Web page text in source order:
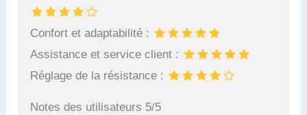
Confort et adaptabilité :
Assistance et service client :
Réglage de la résistance :
Notes des utilisateurs 5/5